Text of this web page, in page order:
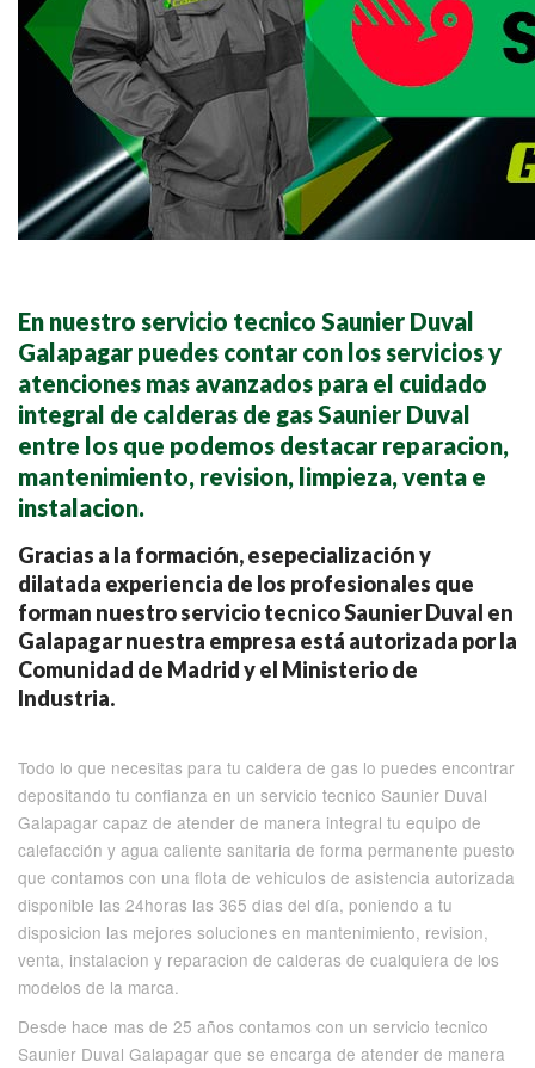
En nuestro servicio tecnico Saunier Duval
Galapagar puedes contar con los servicios y
atenciones mas avanzados para el cuidado
integral de calderas de gas Saunier Duval
entre los que podemos destacar reparacion,
mantenimiento, revision, limpieza, venta e
instalacion.
Gracias a la formación, esepecialización y
dilatada experiencia de los profesionales que
forman nuestro servicio tecnico Saunier Duval en
Galapagar nuestra empresa está autorizada por la
Comunidad de Madrid y el Ministerio de
Industria.
Todo lo que necesitas para tu caldera de gas lo puedes encontrar
depositando tu confianza en un servicio tecnico Saunier Duval
Galapagar capaz de atender de manera integral tu equipo de
calefacción y agua caliente sanitaria de forma permanente puesto
que contamos con una flota de vehiculos de asistencia autorizada
disponible las 24horas las 365 dias del día, poniendo a tu
disposicion las mejores soluciones en mantenimiento, revision,
venta, instalacion y reparacion de calderas de cualquiera de los
modelos de la marca.
Desde hace mas de 25 años contamos con un servicio tecnico
Saunier Duval Galapagar que se encarga de atender de manera